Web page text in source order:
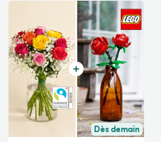
(pour toute commande passée
Dès demain
Livraison dès